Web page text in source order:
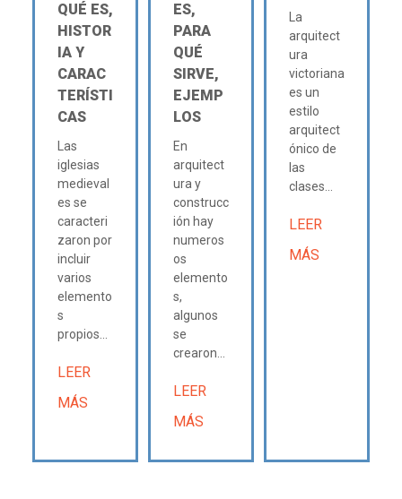
QUÉ ES,
HISTOR
IA Y
CARAC
TERÍSTI
CAS
Las
iglesias
medieval
es se
caracteri
zaron por
incluir
varios
elemento
s
propios...
LEER
MÁS
ES,
PARA
QUÉ
SIRVE,
EJEMP
LOS
En
arquitect
ura y
construcc
ión hay
numeros
os
elemento
s,
algunos
se
crearon...
LEER
MÁS
La
arquitect
ura
victoriana
es un
estilo
arquitect
ónico de
las
clases...
LEER
MÁS